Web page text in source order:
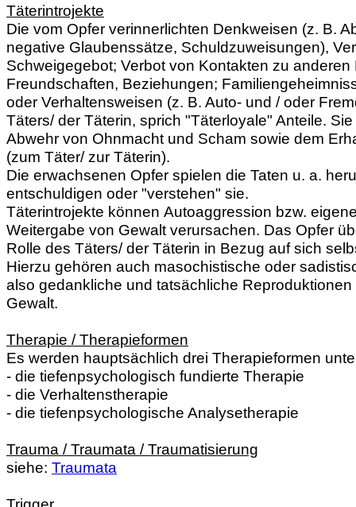
Täterintrojekte
Die vom Opfer verinnerlichten Denkweisen (z. B.
negative Glaubenssätze, Schuldzuweisungen),
Schweigegebot; Verbot von Kontakten zu anderen
Freundschaften, Beziehungen;
oder Verhaltensweisen (z. B. Auto- und / oder
Täters/ der Täterin, sprich "Täterloyale" Anteile.
Abwehr von Ohnmacht und Scham sowie dem
(zum Täter/ zur Täterin).
Die erwachsenen Opfer spielen die Taten u. a.
entschuldigen oder "verstehen" sie.
Täterintrojekte können Autoaggression bzw.
Weitergabe von Gewalt verursachen. Das Opfer
Rolle des Täters/ der Täterin in Bezug auf sich
Hierzu gehören auch masochistische oder
also gedankliche und tatsächliche
Gewalt.
Therapie / Therapieformen
Es werden hauptsächlich drei Therapieformen
- die tiefenpsychologisch fundierte Therapie
- die Verhaltenstherapie
- die tiefenpsychologische Analysetherapie
Trauma / Traumata / Traumatisierung
siehe: Traumata